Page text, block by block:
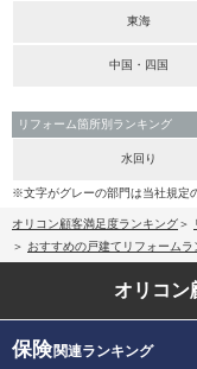
東海
中国・四国
リフォーム箇所別ランキング
水回り
※文字がグレーの部門は当社規定
オリコン顧客満足度ランキング
おすすめの戸建てリフォームラ
オリコン
保険関連ランキング